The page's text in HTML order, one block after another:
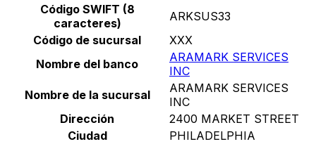
Código SWIFT (8
caracteres)
ARKSUS33
Código de sucursal
XXX
Nombre del banco
ARAMARK SERVICES
INC
Nombre de la sucursal
ARAMARK SERVICES
INC
Dirección
2400 MARKET STREET
Ciudad
PHILADELPHIA